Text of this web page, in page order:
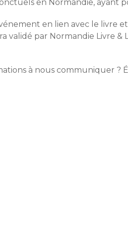
en Normandie, ayant
en lien avec le
validé par Normandie Livre &
à nous communiquer ?